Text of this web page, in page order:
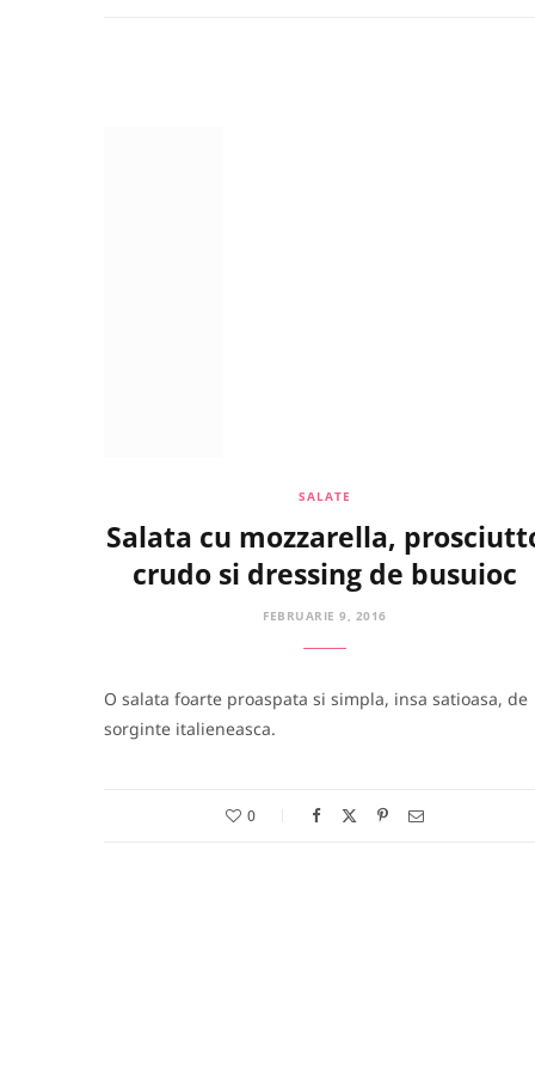
SALATE
Salata cu mozzarella,
crudo si dressing de busuioc
FEBRUARIE 9, 2016
O salata foarte proaspata si simpla, insa satioasa, de
sorginte italieneasca.
0